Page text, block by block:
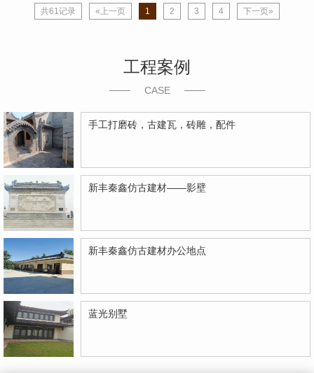
共61记录 «上一页 1 2 3 4 下一页»
工程案例
CASE
手工打磨砖，古建瓦，砖雕，配件
新丰秦鑫仿古建材——影壁
新丰秦鑫仿古建材办公地点
蓝光别墅